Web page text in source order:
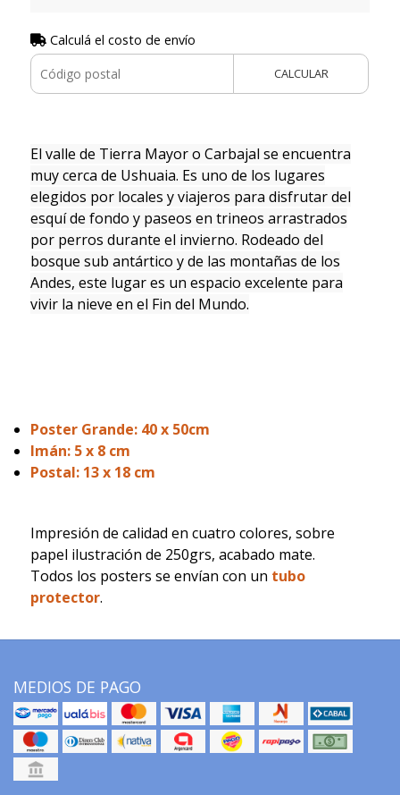
Calculá el costo de envío
CALCULAR
El valle de Tierra Mayor o Carbajal se encuentra
muy cerca de Ushuaia. Es uno de los lugares
elegidos por locales y viajeros para disfrutar del
esquí de fondo y paseos en trineos arrastrados
por perros durante el invierno. Rodeado del
bosque sub antártico y de las montañas de los
Andes, este lugar es un espacio excelente para
vivir la nieve en el Fin del Mundo.
Poster Grande: 40 x 50cm
Imán: 5 x 8 cm
Postal: 13 x 18 cm
Impresión de calidad en cuatro colores, sobre
papel ilustración de 250grs, acabado mate.
Todos los posters se envían con un tubo
protector.
MEDIOS DE PAGO